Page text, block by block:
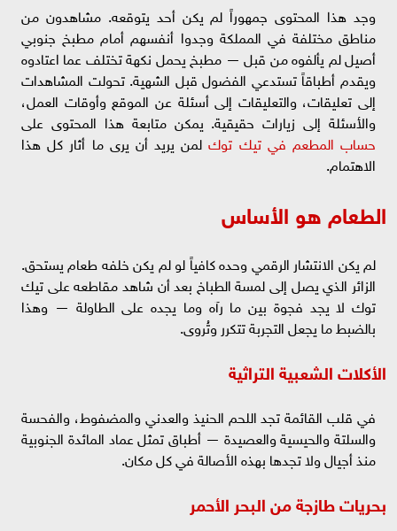
وجد هذا المحتوى جمهوراً لم يكن أحد يتوقعه. مشاهدون من
مناطق مختلفة في المملكة وجدوا أنفسهم أمام مطبخ جنوبي
أصيل لم يألفوه من قبل — مطبخ يحمل نكهة تختلف عما اعتادوه
ويقدم أطباقاً تستدعي الفضول قبل الشهية. تحولت المشاهدات
إلى تعليقات، والتعليقات إلى أسئلة عن الموقع وأوقات العمل،
والأسئلة إلى زيارات حقيقية. يمكن متابعة هذا المحتوى على
حساب المطعم في تيك توكلمن يريد أن يرى ما أثار كل هذا
الاهتمام.
الطعام هو الأساس
لم يكن الانتشار الرقمي وحده كافياً لو لم يكن خلفه طعام يستحق.
الزائر الذي يصل إلى لمسة الطباخ بعد أن شاهد مقاطعه على تيك
توك لا يجد فجوة بين ما رآه وما يجده على الطاولة — وهذا
بالضبط ما يجعل التجربة تتكرر وتُروى.
الأكلات الشعبية التراثية
في قلب القائمة تجد اللحم الحنيذ والعدني والمضفوط، والفحسة
والسلتة والحيسية والعصيدة — أطباق تمثل عماد المائدة الجنوبية
منذ أجيال ولا تجدها بهذه الأصالة في كل مكان.
بحريات طازجة من البحر الأحمر